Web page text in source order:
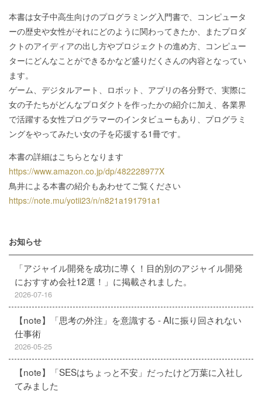
本書は女子中高生向けのプログラミング入門書で、コンピュータ
ーの歴史や女性がそれにどのように関わってきたか、またプロダ
クトのアイディアの出し方やプロジェクトの進め方、コンピュー
ターにどんなことができるかなど盛りだくさんの内容となってい
ます。
ゲーム、デジタルアート、ロボット、アプリの各分野で、実際に
女の子たちがどんなプロダクトを作ったかの紹介に加え、各業界
で活躍する女性プログラマーのインタビューもあり、プログラミ
ングをやってみたい女の子を応援する1冊です。
本書の詳細はこちらとなります
https://www.amazon.co.jp/dp/482228977X
鳥井による本書の紹介もあわせてご覧ください
https://note.mu/yotii23/n/n821a191791a1
お知らせ
「アジャイル開発を成功に導く！目的別のアジャイル開発
におすすめ会社12選！」に掲載されました。
2026-07-16
【note】「思考の外注」を意識する - AIに振り回されない
仕事術
2026-05-25
【note】「SESはちょっと不安」だったけど万葉に入社し
てみました